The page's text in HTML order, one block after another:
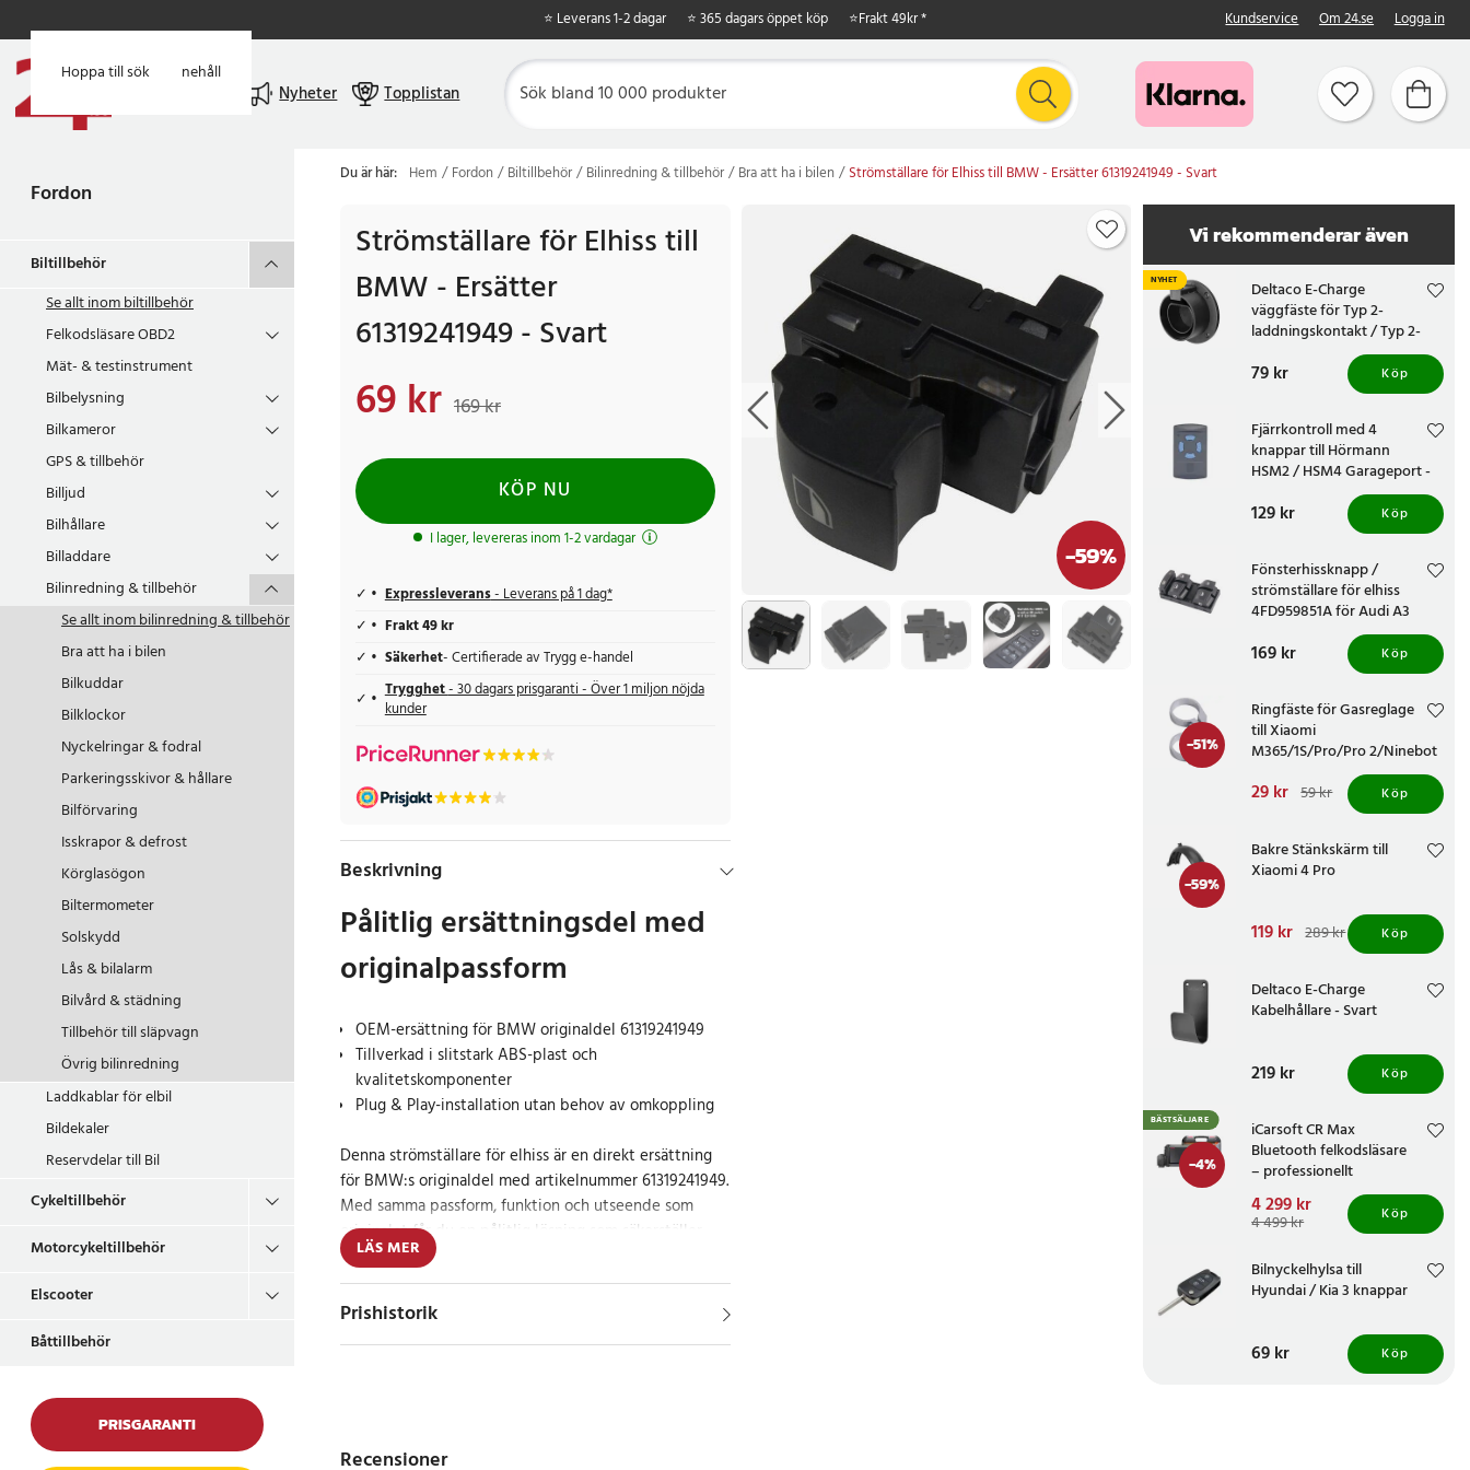
Hoppa till huvudinnehåll
Hoppa till sök
⭐ Leverans 1-2 dagar ⭐ 365 dagars öppet köp ⭐Frakt 49kr * Kundservice Om 24.se Logga in
Nyheter Topplistan
Fordon
Biltillbehör
Se allt inombiltillbehör
Felkodsläsare OBD2
Mät- & testinstrument
Bilbelysning
Bilkameror
GPS & tillbehör
Billjud
Bilhållare
Billaddare
Bilinredning & tillbehör
Se allt inombilinredning & tillbehör
Bra att ha i bilen
Bilkuddar
Bilklockor
Nyckelringar & fodral
Parkeringsskivor & hållare
Bilförvaring
Isskrapor & defrost
Körglasögon
Biltermometer
Solskydd
Lås & bilalarm
Bilvård & städning
Tillbehör till släpvagn
Övrig bilinredning
Laddkablar för elbil
Bildekaler
Reservdelar till Bil
Cykeltillbehör
Motorcykeltillbehör
Elscooter
Båttillbehör
PRISGARANTI
Du är här: Hem Fordon Biltillbehör Bilinredning & tillbehör Bra att ha i bilen Strömställare för Elhiss till BMW - Ersätter 61319241949 - Svart
-59%
Strömställare för Elhiss till
BMW - Ersätter
61319241949 - Svart
Nuvarande pris
69 kr 169 kr
KÖP NU
I lager, levereras inom 1-2 vardagar
Expressleverans- Leverans på 1 dag*
Frakt 49 kr
Säkerhet- Certifierade av Trygg e-handel
Trygghet- 30 dagars prisgaranti - Över 1 miljon nöjda
kunder
Beskrivning
Pålitlig ersättningsdel med
originalpassform
OEM-ersättning för BMW originaldel 61319241949
Tillverkad i slitstark ABS-plast och
kvalitetskomponenter
Plug & Play-installation utan behov av omkoppling
Denna strömställare för elhiss är en direkt ersättning
för BMW:s originaldel med artikelnummer 61319241949.
Med samma passform, funktion och utseende som
originalet får du en pålitlig lösning som säkerställer
smidig drift av bilens elektriska fönster.
Tack vare den robusta konstruktionen i ABS-plast och
LÄS MER
Prishistorik
Vi rekommenderar även
NYHET
Deltaco E-Charge
väggfäste för Typ 2-
laddningskontakt / Typ 2-
kontakthållare för
elbilsladdare
Pris:79 kr
79 kr Köp
Fjärrkontroll med 4
knappar till Hörmann
HSM2 / HSM4 Garageport -
Pris :129 kr
129 kr Köp
Fönsterhissknapp /
strömställare för elhiss
4FD959851A för Audi A3
2005-2012 - Svart
Pris :169 kr
169 kr Köp
-51%
Ringfäste för Gasreglage
till Xiaomi
M365/1S/Pro/Pro 2/Ninebot
MAX G30/ES1/ES2/ES3/E22 -
Vit
Nuvarande pris
Tidigare pris 59 kr
29 kr 59 kr Köp
-59%
Bakre Stänkskärm till
Xiaomi 4 Pro
Nuvarande pris
Tidigare pris 289 kr
119 kr 289 kr Köp
Deltaco E-Charge
Kabelhållare - Svart
Pris :219 kr
219 kr Köp
-4%
BÄSTSÄLJARE
iCarsoft CR Max
Bluetooth felkodsläsare
– professionellt
bildiagnosverktyg med
trådlös OBD-anslutning
Nuvarande pris:
4 299 krTidigare pris:
4 499 kr
4 299 kr
4 499 kr Köp
Bilnyckelhylsa till
Hyundai / Kia 3 knappar
Pris:69 kr
69 kr Köp
Recensioner